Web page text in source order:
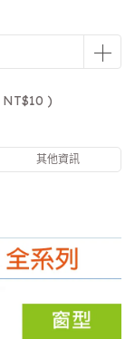
NT$10 )
其他資訊